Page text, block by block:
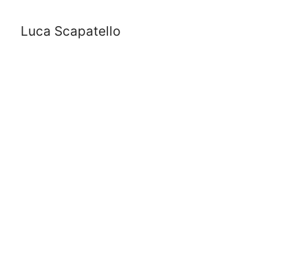
Luca Scapatello